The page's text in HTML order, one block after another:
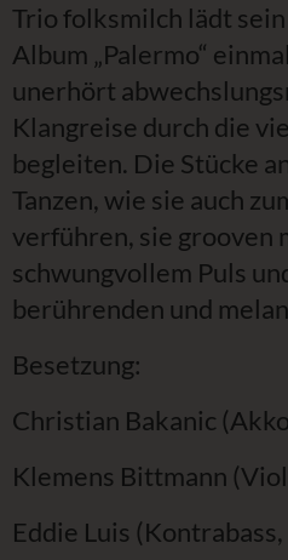
Trio folksmilch lädt
Album „Palermo“
unerhört
Klangreise durch die
begleiten. Die Stücke
Tanzen, wie sie auch
verführen, sie grooven
schwungvollem Puls
berührenden und
Besetzung:
Christian Bakanic
Klemens Bittmann
Eddie Luis